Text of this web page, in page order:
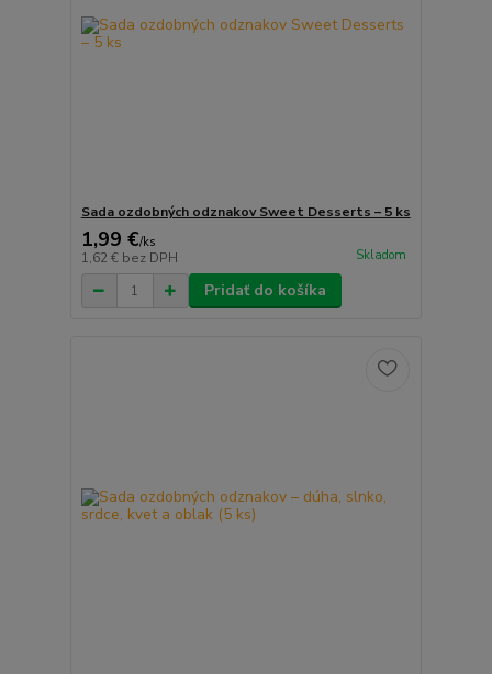
Sada ozdobných odznakov Sweet Desserts – 5 ks
1,99 €/ks
1,62 € bez DPH Skladom
Pridať do košíka